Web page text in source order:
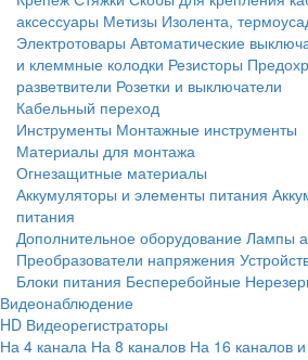
аксессуары Метизы Изолента,
Электротовары Автоматические
и клеммные колодки Резисторы
разветвители Розетки и выключатели
Кабельный переход
Инструменты Монтажные инструменты
Материалы для монтажа
Огнезащитные материалы
Аккумуляторы и элементы питания
питания
Дополнительное оборудование Лампы
Преобразователи напряжения
Блоки питания Бесперебойные
Видеонаблюдение
HD Видеорегистраторы
На 4 канала На 8 каналов На 16 каналов